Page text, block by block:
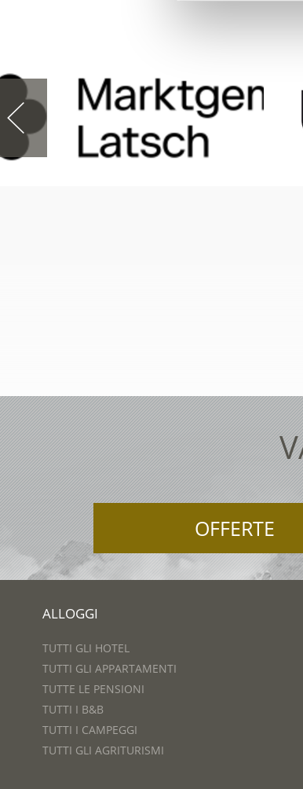
OFFERTE
ALLOGGI
TUTTI GLI HOTEL
TUTTI GLI APPARTAMENTI
TUTTE LE PENSIONI
TUTTI I B&B
TUTTI I CAMPEGGI
TUTTI GLI AGRITURISMI